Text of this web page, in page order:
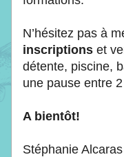
N’hésitez pas à
inscriptions et
détente, piscine,
une pause entre
A bientôt!
Stéphanie Alcaras